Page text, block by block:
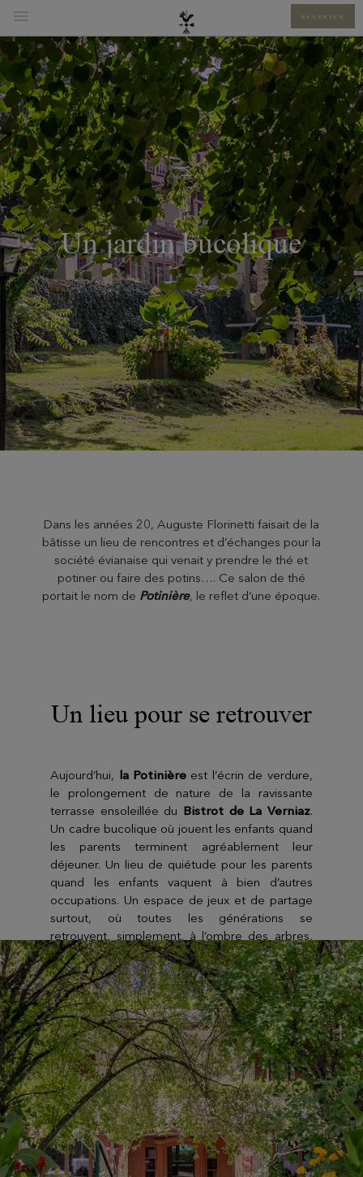
RÉSERVER
Un jardin bucolique
Dans les années 20, Auguste Florinetti faisait de la
bâtisse un lieu de rencontres et d’échanges pour la
société évianaise qui venait y prendre le thé et
potiner ou faire des potins…. Ce salon de thé
portait le nom de Potinière, le reflet d’une époque.
Un lieu pour se retrouver
Aujourd’hui, la Potinière est l’écrin de verdure,
le prolongement de nature de la ravissante
terrasse ensoleillée du Bistrot de La Verniaz.
Un cadre bucolique où jouent les enfants quand
les parents terminent agréablement leur
déjeuner. Un lieu de quiétude pour les parents
quand les enfants vaquent à bien d’autres
occupations. Un espace de jeux et de partage
surtout, où toutes les générations se
retrouvent, simplement, à l’ombre des arbres,
se créant des souvenirs de vacances
mémorables.